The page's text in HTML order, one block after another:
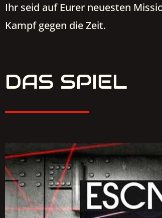
Ihr seid auf Eurer neuesten
Kampf gegen die Zeit.
DAS SPIEL